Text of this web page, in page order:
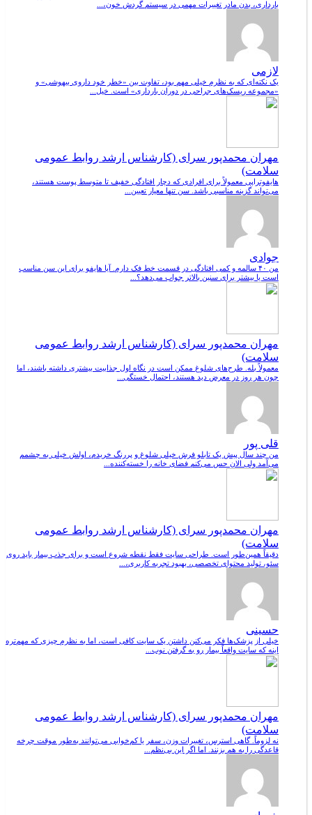
بارداری، بدن مادر تغییرات مهمی در سیستم گردش خون،...
لازمی
یک نکته‌ای که به نظرم خیلی مهم بود، تفاوت بین «خطر خود داروی بیهوشی» و
«مجموعه ریسک‌های جراحی در دوران بارداری» است. خیل...
مهران محمدپور سرای (کارشناس ارشد روابط عمومی
سلامت)
هایفوتراپی معمولاً برای افرادی که دچار افتادگی خفیف تا متوسط پوست هستند،
می‌تواند گزینه مناسبی باشد. سن تنها معیار تعیین...
جوادی
من ۴۰ سالمه و کمی افتادگی در قسمت خط فک دارم. آیا هایفو برای این سن مناسب
است یا بیشتر برای سنین بالاتر جواب می‌دهد؟...
مهران محمدپور سرای (کارشناس ارشد روابط عمومی
سلامت)
معمولاً بله. طرح‌های شلوغ ممکن است در نگاه اول جذابیت بیشتری داشته باشند، اما
چون هر روز در معرض دید هستند، احتمال خستگی...
قلی پور
من چند سال پیش یک تابلو فرش خیلی شلوغ و پررنگ خریدم، اولش خیلی به چشمم
می‌آمد ولی الان حس می‌کنم فضای خانه را خسته‌کننده...
مهران محمدپور سرای (کارشناس ارشد روابط عمومی
سلامت)
دقیقاً همین‌طور است. طراحی سایت فقط نقطه شروع است و برای جذب بیمار باید روی
سئو، تولید محتوای تخصصی، بهبود تجربه کاربری،...
حسینی
خیلی از پزشک‌ها فکر می‌کنن داشتن یک سایت کافی است، اما به نظرم چیزی که مهم‌تره
اینه که سایت واقعاً بیمار رو به گرفتن نوب...
مهران محمدپور سرای (کارشناس ارشد روابط عمومی
سلامت)
نه لزوماً. گاهی استرس، تغییرات وزن، سفر یا کم‌خوابی می‌توانند به‌طور موقت چرخه
قاعدگی را به هم بزنند. اما اگر این بی‌نظم...